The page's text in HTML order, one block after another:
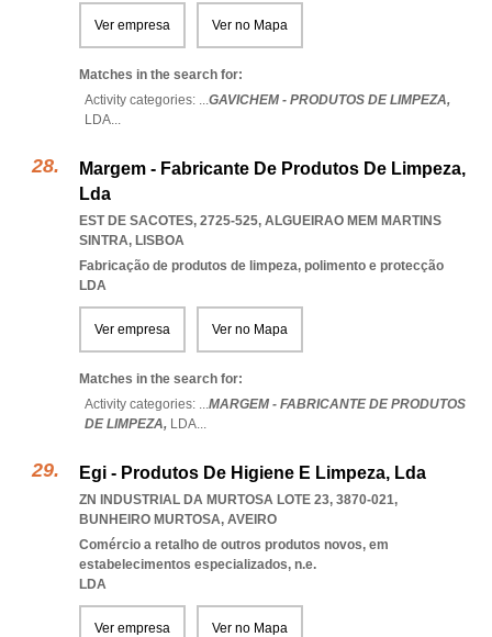
Ver empresa Ver no Mapa
Matches in the search for:
Activity categories: ...GAVICHEM - PRODUTOS DE LIMPEZA,
LDA...
Margem - Fabricante De Produtos De Limpeza,
Lda
EST DE SACOTES, 2725-525, ALGUEIRAO MEM MARTINS
SINTRA, LISBOA
Fabricação de produtos de limpeza, polimento e protecção
LDA
Ver empresa Ver no Mapa
Matches in the search for:
Activity categories: ...MARGEM - FABRICANTE DE PRODUTOS
DE LIMPEZA, LDA...
Egi - Produtos De Higiene E Limpeza, Lda
ZN INDUSTRIAL DA MURTOSA LOTE 23, 3870-021,
BUNHEIRO MURTOSA, AVEIRO
Comércio a retalho de outros produtos novos, em
estabelecimentos especializados, n.e.
LDA
Ver empresa Ver no Mapa